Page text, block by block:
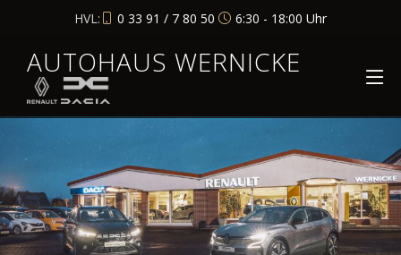
HVL: 0 33 91 / 7 80 50 6:30 - 18:00 Uhr
AUTOHAUS WERNICKE